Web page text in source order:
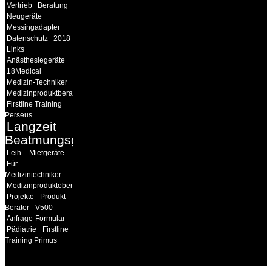
Vertrieb
Beratung
Neugeräte
Messingadapter
Datenschutz
2018
Links
Anästhesiegeräte
18Medical
Medizin-Techniker
Medizinproduktberater
Firstline Training
Perseus
Langzeit
Beatmungsgeräte
Leih-
Mietgeräte
Für
Medizintechniker
Medizinprodukteberater
Projekte
Produkt-
Berater
V500
Anfrage-Formular
Pädiatrie
Firstline
Training Primus